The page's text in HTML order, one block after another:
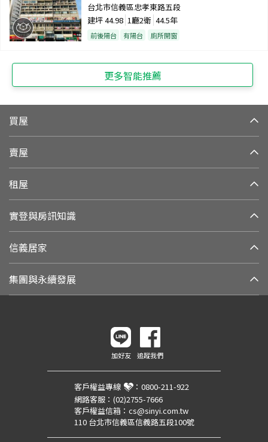
台北市信義區忠孝東路五段
建坪44.98 1廳2衛 44.5年
前後陽台 有陽台 廁所開窗
更多智能推薦
買屋
賣屋
租屋
實登與房訊知識
信義居家
集團與永續發展
加好友 追蹤我們
客戶權益專線 ： 0800-211-922
網路客服： (02)2755-7666
客戶權益信箱： cs@sinyi.com.tw
110 台北市信義區信義路五段100號